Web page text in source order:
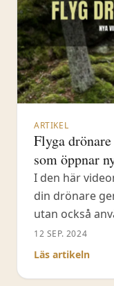
ARTIKEL
Flyga
som öppnar
I den här
din drönare
utan också
kameraskena
de små landskapen. Följ med när
12 SEP. 2024
Läs artikeln